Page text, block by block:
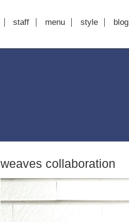
staff menu style blog
weaves collaboration